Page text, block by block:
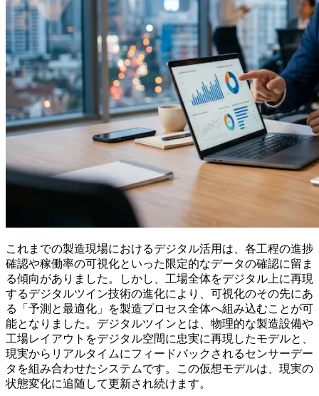
これまでの製造現場におけるデジタル活用は、各工程の進捗
確認や稼働率の可視化といった限定的なデータの確認に留ま
る傾向がありました。しかし、工場全体をデジタル上に再現
するデジタルツイン技術の進化により、可視化のその先にあ
る「予測と最適化」を製造プロセス全体へ組み込むことが可
能となりました。デジタルツインとは、物理的な製造設備や
工場レイアウトをデジタル空間に忠実に再現したモデルと、
現実からリアルタイムにフィードバックされるセンサーデー
タを組み合わせたシステムです。この仮想モデルは、現実の
状態変化に追随して更新され続けます。